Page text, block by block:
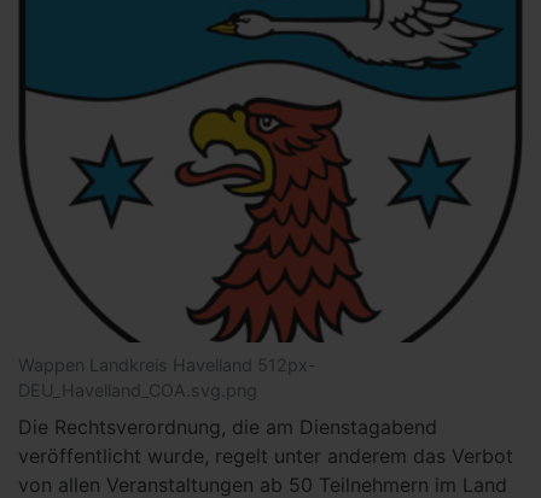
Wappen Landkreis Havelland 512px-
DEU_Havelland_COA.svg.png
Die Rechtsverordnung, die am Dienstagabend
veröffentlicht wurde, regelt unter anderem das Verbot
von allen Veranstaltungen ab 50 Teilnehmern im Land